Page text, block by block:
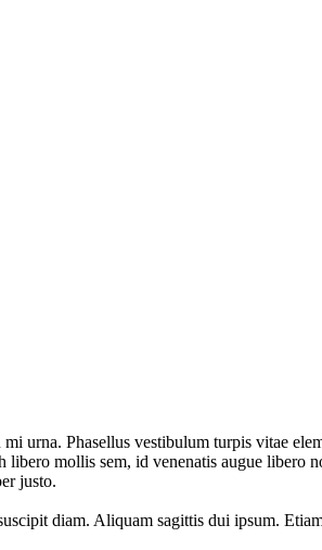
urna. Phasellus vestibulum turpis vitae
mollis sem, id venenatis augue
justo.
diam. Aliquam sagittis dui ipsum.